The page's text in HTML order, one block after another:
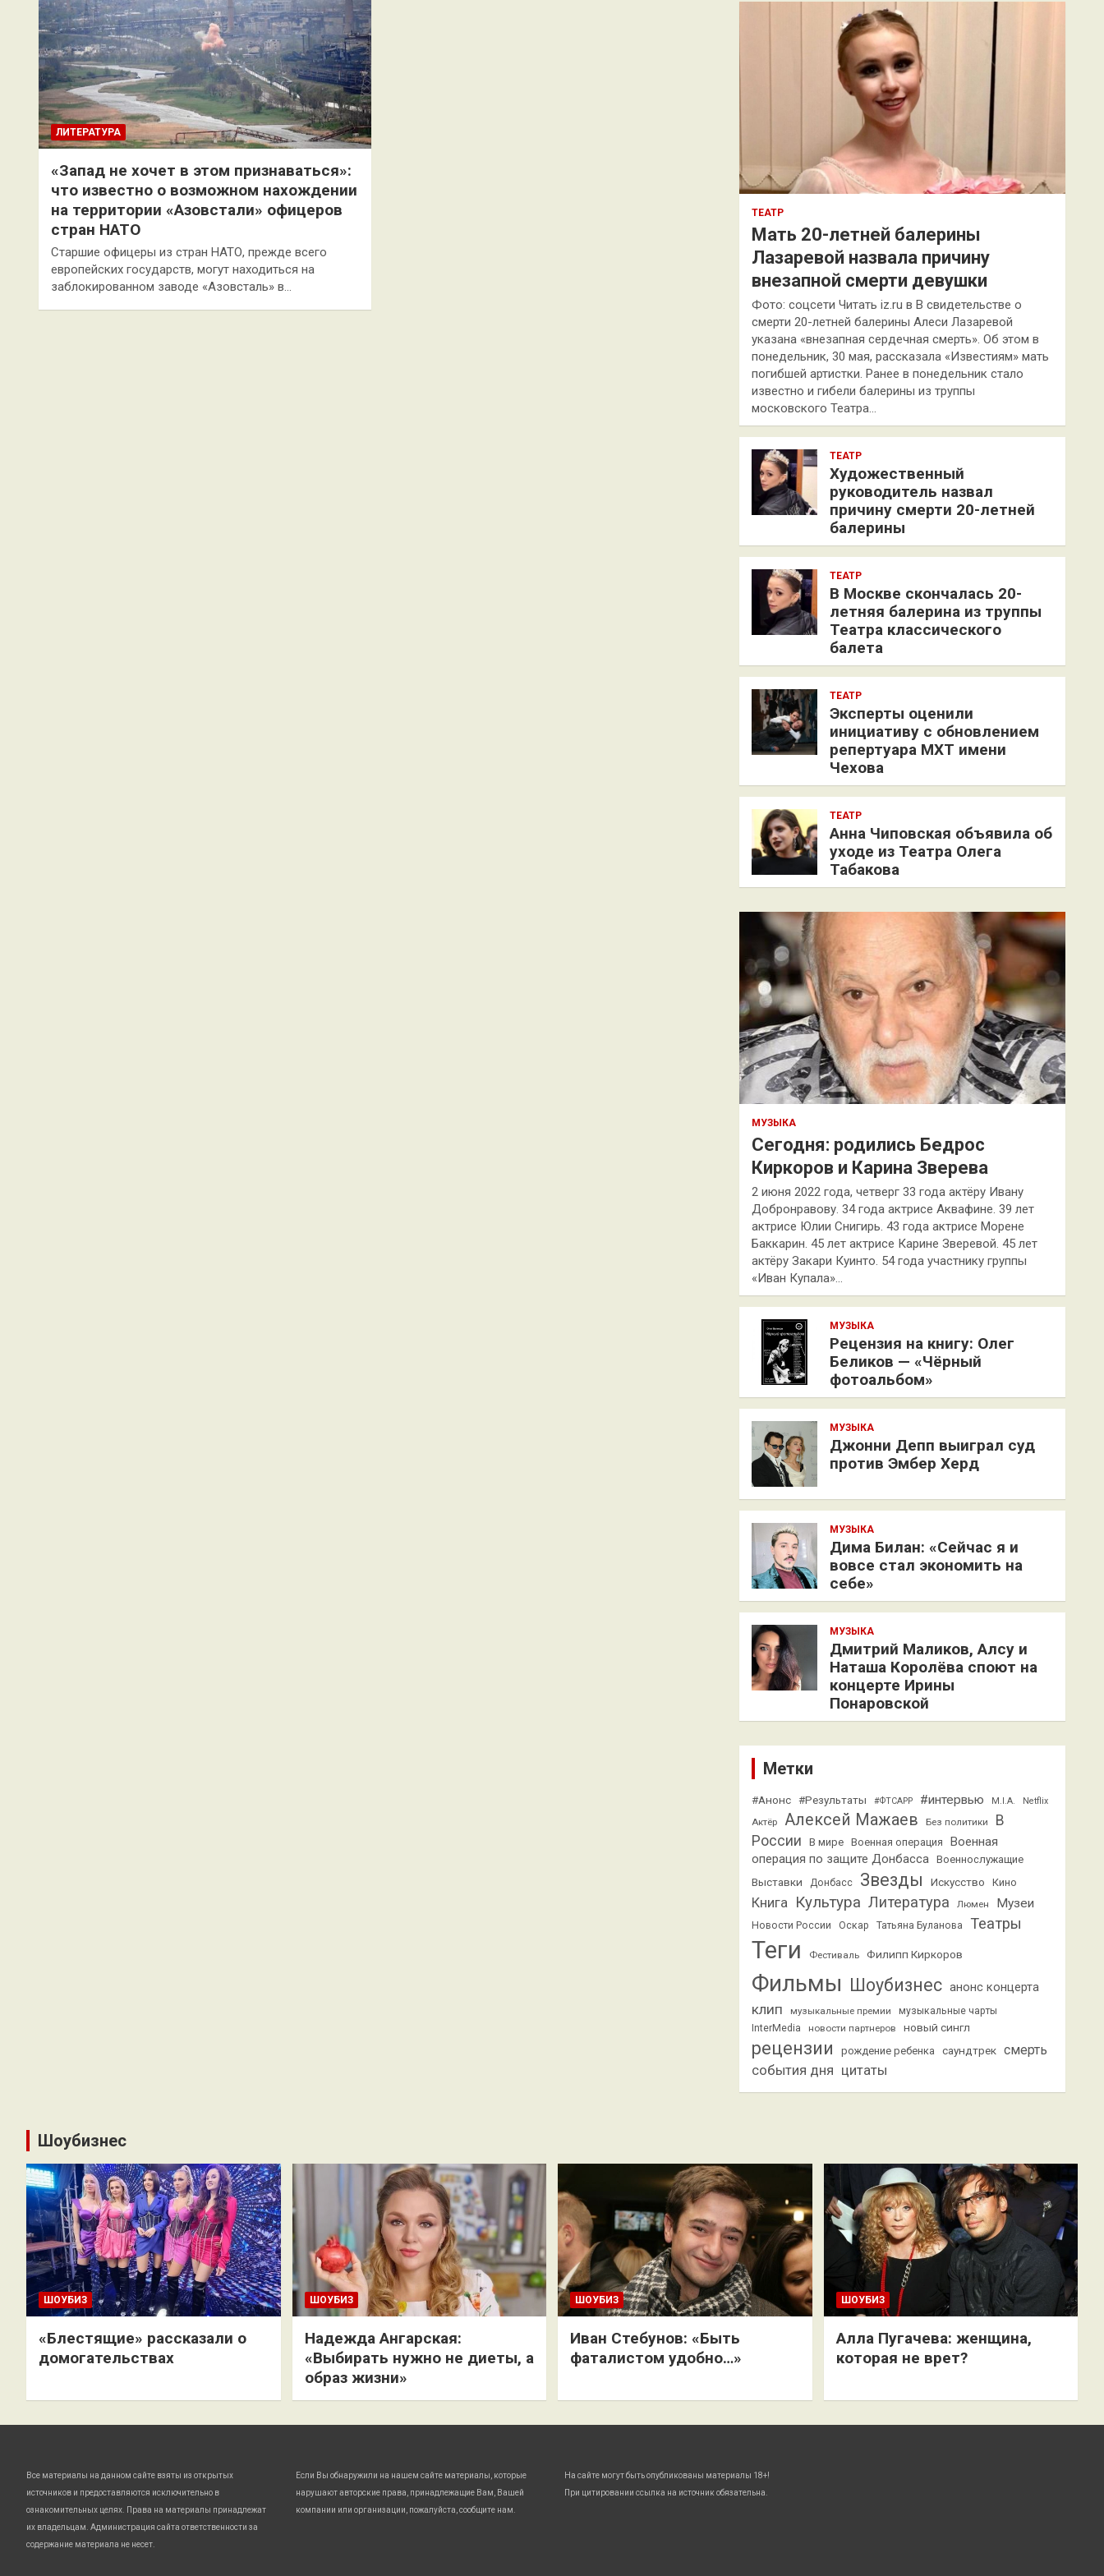
ЛИТЕРАТУРА
«Запад не хочет в этом признаваться»:
что известно о возможном нахождении
на территории «Азовстали» офицеров
стран НАТО
Старшие офицеры из стран НАТО, прежде всего
европейских государств, могут находиться на
заблокированном заводе «Азовсталь» в…
к
ТЕАТР
Мать 20-летней балерины
Лазаревой назвала причину
внезапной смерти девушки
Фото: соцсети Читать iz.ru в В свидетельстве о
смерти 20-летней балерины Алеси Лазаревой
указана «внезапная сердечная смерть». Об этом в
понедельник, 30 мая, рассказала «Известиям» мать
погибшей артистки. Ранее в понедельник стало
известно и гибели балерины из труппы
московского Театра…
ТЕАТР
Художественный
руководитель назвал
причину смерти 20-летней
балерины
ТЕАТР
В Москве скончалась 20-
летняя балерина из труппы
Театра классического
балета
ТЕАТР
Эксперты оценили
инициативу с обновлением
репертуара МХТ имени
Чехова
ТЕАТР
Анна Чиповская объявила об
уходе из Театра Олега
Табакова
МУЗЫКА
Сегодня: родились Бедрос
Киркоров и Карина Зверева
2 июня 2022 года, четверг 33 года актёру Ивану
Добронравову. 34 года актрисе Аквафине. 39 лет
актрисе Юлии Снигирь. 43 года актрисе Морене
Баккарин. 45 лет актрисе Карине Зверевой. 45 лет
актёру Закари Куинто. 54 года участнику группы
«Иван Купала»…
МУЗЫКА
Рецензия на книгу: Олег
Беликов — «Чёрный
фотоальбом»
МУЗЫКА
Джонни Депп выиграл суд
против Эмбер Херд
МУЗЫКА
Дима Билан: «Сейчас я и
вовсе стал экономить на
себе»
МУЗЫКА
Дмитрий Маликов, Алсу и
Наташа Королёва споют на
концерте Ирины
Понаровской
Метки
#Анонс #Результаты #ФТСАРР #интервью M.I.A. Netflix
Актёр Алексей Мажаев Без политики
В
России
В мире Военная операция
Военная
операция по защите Донбасса
Военнослужащие
Выставки Донбасс Звезды Искусство Кино
Книга Культура Литература Люмен Музеи
Новости России Оскар Татьяна Буланова Театры
Теги Фестиваль Филипп Киркоров
Фильмы Шоубизнес анонс концерта
клип музыкальные премии
музыкальные чарты
InterMedia
новости партнеров новый сингл
рецензии рождение ребенка саундтрек смерть
события дня цитаты
Шоубизнес
ШОУБИЗ
«Блестящие» рассказали о
домогательствах
ШОУБИЗ
Надежда Ангарская:
«Выбирать нужно не диеты, а
образ жизни»
ШОУБИЗ
Иван Стебунов: «Быть
фаталистом удобно…»
ШОУБИЗ
Алла Пугачева: женщина,
которая не врет?
Все материалы на данном сайте взяты из открытых
источников и предоставляются исключительно в
ознакомительных целях. Права на материалы принадлежат
их владельцам. Администрация сайта ответственности за
содержание материала не несет.
Если Вы обнаружили на нашем сайте материалы, которые
нарушают авторские права, принадлежащие Вам, Вашей
компании или организации, пожалуйста, сообщите нам.
На сайте могут быть опубликованы материалы 18+!
При цитировании ссылка на источник обязательна.